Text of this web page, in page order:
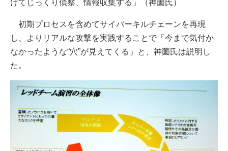
けてじっくり偵察、情報収集する」（神薗氏）
初期プロセスを含めてサイバーキルチェーンを再現
し、よりリアルな攻撃を実践することで「今まで気付か
なかったような“穴”が見えてくる」と、神薗氏は説明し
た。